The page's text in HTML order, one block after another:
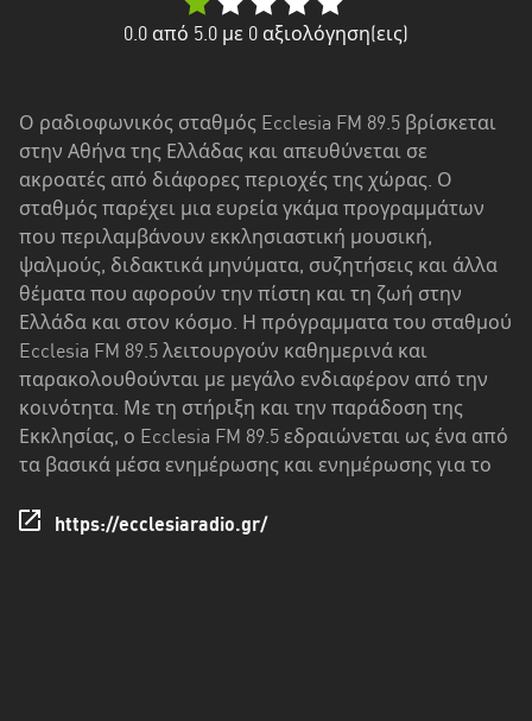
Μακεδονία
Ήπειρος
Θεσσαλία
Ιόνια
Κεντρική
Μακεδονία
Κρήτη
Νότιο
Πελοπόννησος
0.0 από 5.0 με 0 αξιολόγηση(εις)
Ο ραδιοφωνικός σταθμός Ecclesia FM 89.5 βρίσκεται
στην Αθήνα της Ελλάδας και απευθύνεται σε
ακροατές από διάφορες περιοχές της χώρας. Ο
σταθμός παρέχει μια ευρεία γκάμα προγραμμάτων
που περιλαμβάνουν εκκλησιαστική μουσική,
ψαλμούς, διδακτικά μηνύματα, συζητήσεις και άλλα
θέματα που αφορούν την πίστη και τη ζωή στην
Ελλάδα και στον κόσμο. Η πρόγραμματα του σταθμού
Ecclesia FM 89.5 λειτουργούν καθημερινά και
παρακολουθούνται με μεγάλο ενδιαφέρον από την
κοινότητα. Με τη στήριξη και την παράδοση της
Εκκλησίας, ο Ecclesia FM 89.5 εδραιώνεται ως ένα από
τα βασικά μέσα ενημέρωσης και ενημέρωσης για το
https://ecclesiaradio.gr/